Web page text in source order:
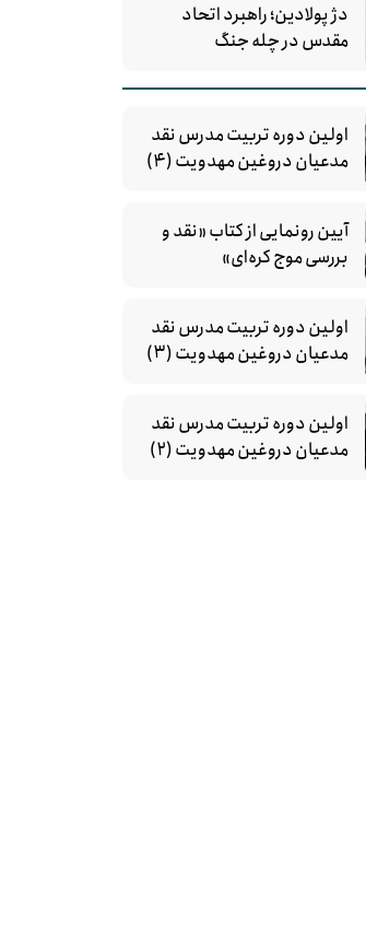
دژ پولادین؛ راهبرد اتحاد
مقدس در چله جنگ
اولین دوره تربیت مدرس نقد
مدعیان دروغین مهدویت (۴)
آیین رونمایی از کتاب «نقد و
بررسی موج کره‌ای»
اولین دوره تربیت مدرس نقد
مدعیان دروغین مهدویت (۳)
اولین دوره تربیت مدرس نقد
مدعیان دروغین مهدویت (۲)